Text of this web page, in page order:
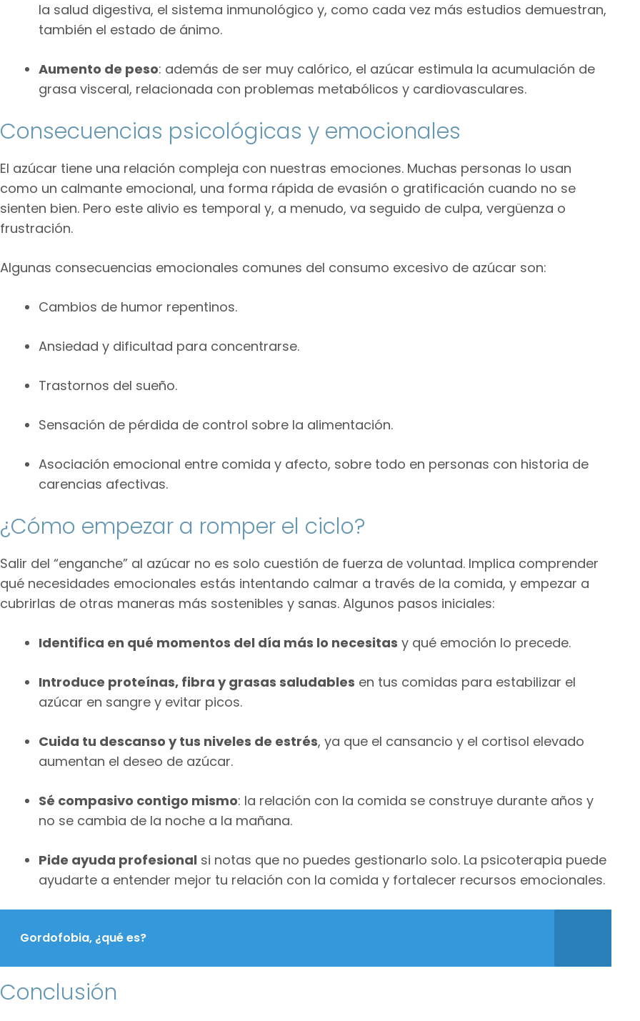
la salud digestiva, el sistema inmunológico y, como cada vez más estudios demuestran,
también el estado de ánimo.
Aumento de peso: además de ser muy calórico, el azúcar estimula la acumulación de
grasa visceral, relacionada con problemas metabólicos y cardiovasculares.
Consecuencias psicológicas y emocionales
El azúcar tiene una relación compleja con nuestras emociones. Muchas personas lo usan
como un calmante emocional, una forma rápida de evasión o gratificación cuando no se
sienten bien. Pero este alivio es temporal y, a menudo, va seguido de culpa, vergüenza o
frustración.
Algunas consecuencias emocionales comunes del consumo excesivo de azúcar son:
Cambios de humor repentinos.
Ansiedad y dificultad para concentrarse.
Trastornos del sueño.
Sensación de pérdida de control sobre la alimentación.
Asociación emocional entre comida y afecto, sobre todo en personas con historia de
carencias afectivas.
¿Cómo empezar a romper el ciclo?
Salir del “enganche” al azúcar no es solo cuestión de fuerza de voluntad. Implica comprender
qué necesidades emocionales estás intentando calmar a través de la comida, y empezar a
cubrirlas de otras maneras más sostenibles y sanas. Algunos pasos iniciales:
Identifica en qué momentos del día más lo necesitas y qué emoción lo precede.
Introduce proteínas, fibra y grasas saludables en tus comidas para estabilizar el
azúcar en sangre y evitar picos.
Cuida tu descanso y tus niveles de estrés, ya que el cansancio y el cortisol elevado
aumentan el deseo de azúcar.
Sé compasivo contigo mismo: la relación con la comida se construye durante años y
no se cambia de la noche a la mañana.
Pide ayuda profesional si notas que no puedes gestionarlo solo. La psicoterapia puede
ayudarte a entender mejor tu relación con la comida y fortalecer recursos emocionales.
Gordofobia, ¿qué es?
Conclusión